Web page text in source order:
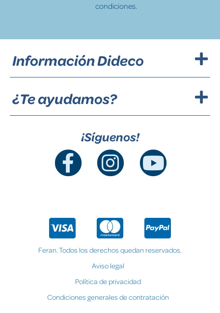
condiciones.
Información Dideco
¿Te ayudamos?
¡Síguenos!
Feran. Todos los derechos quedan reservados.
Aviso legal
Política de privacidad
Condiciones generales de contratación